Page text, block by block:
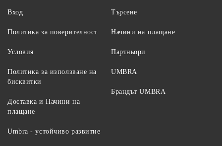
Вход Търсене
Политика за поверителност
Условия
Политика за използване на
бисквитки
Доставка и Начини на
плащане
Начини на плащане
Партньори
UMBRA
Брандът UMBRA
Umbra - устойчиво развитие